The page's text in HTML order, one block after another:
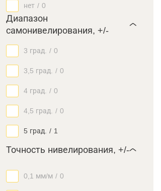
нет / 0
Диапазон
самонивелирования, +/-
3 град. / 0
3,5 град. / 0
4 град. / 0
4,5 град. / 0
5 град. / 1
Точность нивелирования, +/-
0,1 мм/м / 0